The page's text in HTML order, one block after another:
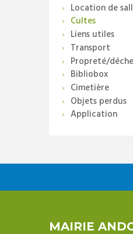
Location de
Cultes
Liens utiles
Transport
Propreté/
Bibliobox
Cimetière
Objets perdus
Application
MAIRIE